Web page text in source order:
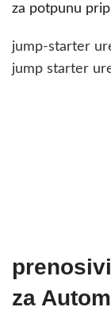
za potpunu
jump-starter
jump starter
za